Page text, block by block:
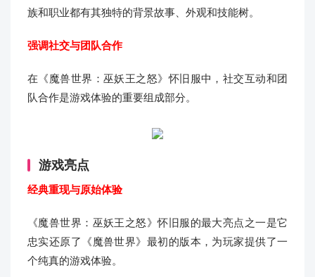
族和职业都有其独特的背景故事、外观和技能树。
强调社交与团队合作
在《魔兽世界：巫妖王之怒》怀旧服中，社交互动和团
队合作是游戏体验的重要组成部分。
游戏亮点
经典重现与原始体验
《魔兽世界：巫妖王之怒》怀旧服的最大亮点之一是它
忠实还原了《魔兽世界》最初的版本，为玩家提供了一
个纯真的游戏体验。